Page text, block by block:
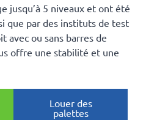
jusqu’à 5 niveaux et ont été
que par des instituts de test
avec ou sans barres de
offre une stabilité et une
Louer des
palettes